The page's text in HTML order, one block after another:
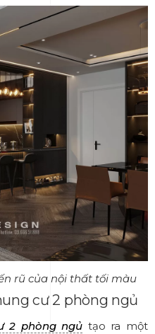
rũ của nội thất tối màu
cư 2 phòng ngủ
2 phòng ngủ tạo ra một